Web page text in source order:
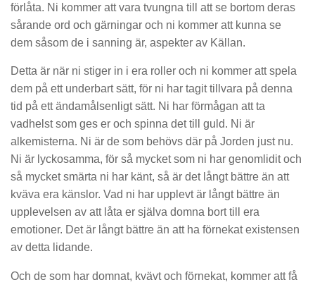
förlåta. Ni kommer att vara tvungna till att se bortom deras
sårande ord och gärningar och ni kommer att kunna se
dem såsom de i sanning är, aspekter av Källan.
Detta är när ni stiger in i era roller och ni kommer att spela
dem på ett underbart sätt, för ni har tagit tillvara på denna
tid på ett ändamålsenligt sätt. Ni har förmågan att ta
vadhelst som ges er och spinna det till guld. Ni är
alkemisterna. Ni är de som behövs där på Jorden just nu.
Ni är lyckosamma, för så mycket som ni har genomlidit och
så mycket smärta ni har känt, så är det långt bättre än att
kväva era känslor. Vad ni har upplevt är långt bättre än
upplevelsen av att låta er själva domna bort till era
emotioner. Det är långt bättre än att ha förnekat existensen
av detta lidande.
Och de som har domnat, kvävt och förnekat, kommer att få